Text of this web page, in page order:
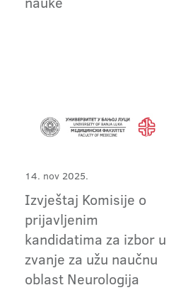
14. nov 2025.
Izvještaj Komisije o
prijavljenim
kandidatima za izbor u
zvanje za užu naučnu
oblast Neurologija